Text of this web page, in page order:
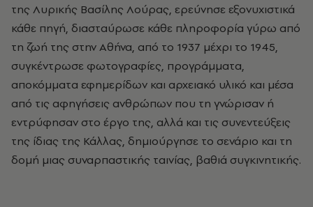
της Λυρικής Βασίλης Λούρας, ερεύνησε εξονυχιστικά
κάθε πηγή, διασταύρωσε κάθε πληροφορία γύρω από
τη ζωή της στην Αθήνα, από το 1937 μέχρι το 1945,
συγκέντρωσε φωτογραφίες, προγράμματα,
αποκόμματα εφημερίδων και αρχειακό υλικό και μέσα
από τις αφηγήσεις ανθρώπων που τη γνώρισαν ή
εντρύφησαν στο έργο της, αλλά και τις συνεντεύξεις
της ίδιας της Κάλλας, δημιούργησε το σενάριο και τη
δομή μιας συναρπαστικής ταινίας, βαθιά συγκινητικής.